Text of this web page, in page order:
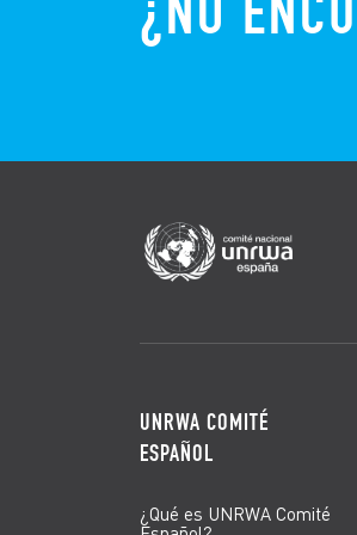
UNRWA COMITÉ
ESPAÑOL
¿Qué es UNRWA Comité